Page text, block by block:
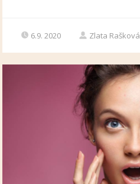
6.9. 2020 Zlata Rašková